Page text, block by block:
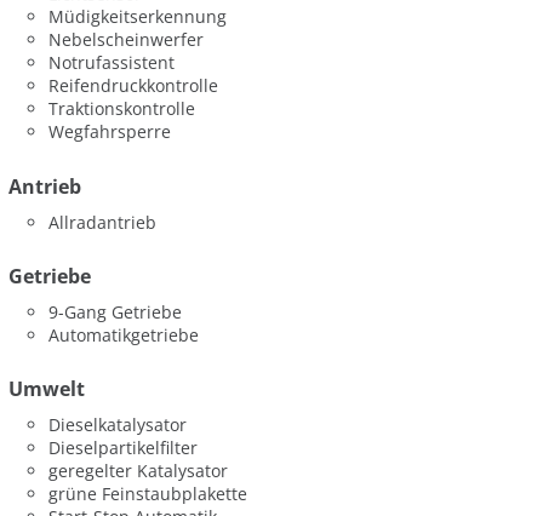
Müdigkeitserkennung
Nebelscheinwerfer
Notrufassistent
Reifendruckkontrolle
Traktionskontrolle
Wegfahrsperre
Antrieb
Allradantrieb
Getriebe
9-Gang Getriebe
Automatikgetriebe
Umwelt
Dieselkatalysator
Dieselpartikelfilter
geregelter Katalysator
grüne Feinstaubplakette